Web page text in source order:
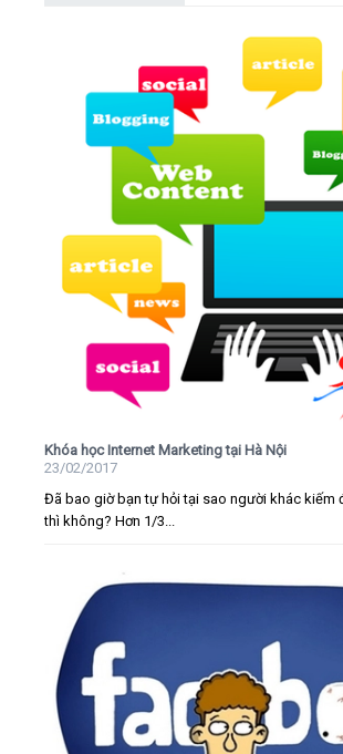
Khóa học Internet Marketing tại Hà Nội
23/02/2017
Đã bao giờ bạn tự hỏi tại sao người khác kiếm
thì không? Hơn 1/3...